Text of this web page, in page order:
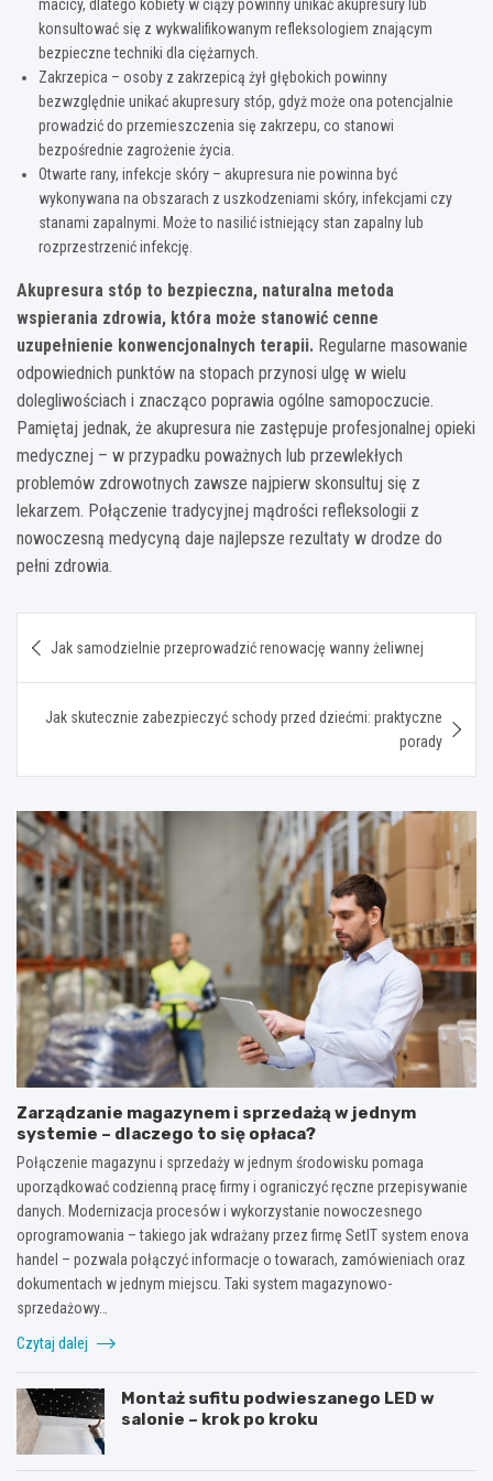
macicy, dlatego kobiety w ciąży powinny unikać akupresury lub
konsultować się z wykwalifikowanym refleksologiem znającym
bezpieczne techniki dla ciężarnych.
Zakrzepica – osoby z zakrzepicą żył głębokich powinny
bezwzględnie unikać akupresury stóp, gdyż może ona potencjalnie
prowadzić do przemieszczenia się zakrzepu, co stanowi
bezpośrednie zagrożenie życia.
Otwarte rany, infekcje skóry – akupresura nie powinna być
wykonywana na obszarach z uszkodzeniami skóry, infekcjami czy
stanami zapalnymi. Może to nasilić istniejący stan zapalny lub
rozprzestrzenić infekcję.
Akupresura stóp to bezpieczna, naturalna metoda
wspierania zdrowia, która może stanowić cenne
uzupełnienie konwencjonalnych terapii. Regularne masowanie
odpowiednich punktów na stopach przynosi ulgę w wielu
dolegliwościach i znacząco poprawia ogólne samopoczucie.
Pamiętaj jednak, że akupresura nie zastępuje profesjonalnej opieki
medycznej – w przypadku poważnych lub przewlekłych
problemów zdrowotnych zawsze najpierw skonsultuj się z
lekarzem. Połączenie tradycyjnej mądrości refleksologii z
nowoczesną medycyną daje najlepsze rezultaty w drodze do
pełni zdrowia.
wpisu
Jak samodzielnie przeprowadzić renowację wanny żeliwnej
Jak skutecznie zabezpieczyć schody przed dziećmi: praktyczne
porady
Zarządzanie magazynem i sprzedażą w jednym
systemie – dlaczego to się opłaca?
Połączenie magazynu i sprzedaży w jednym środowisku pomaga
uporządkować codzienną pracę firmy i ograniczyć ręczne przepisywanie
danych. Modernizacja procesów i wykorzystanie nowoczesnego
oprogramowania – takiego jak wdrażany przez firmę SetIT system enova
handel – pozwala połączyć informacje o towarach, zamówieniach oraz
dokumentach w jednym miejscu. Taki system magazynowo-
sprzedażowy…
Czytaj dalej
Montaż sufitu podwieszanego LED w
salonie – krok po kroku